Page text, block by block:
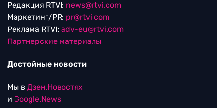
Редакция RTVI: news@rtvi.com
Маркетинг/PR: pr@rtvi.com
Реклама RTVI: adv-eu@rtvi.com
Партнерские материалы
Достойные новости
Мы в Дзен.Новостях
и Google.News